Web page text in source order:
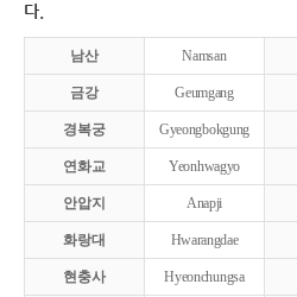
다.
남산 Namsan
금강 Geumgang
경복궁 Gyeongbokgung
연화교 Yeonhwagyo
안압지 Anapji
화랑대 Hwarangdae
현충사 Hyeonchungsa